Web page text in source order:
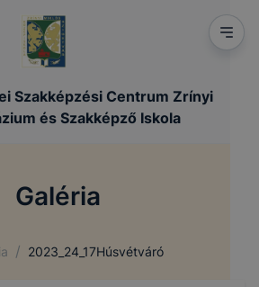
Szakképzési Centrum Zrínyi
és Szakképző Iskola
Galéria
/ 2023_24_17Húsvétváró